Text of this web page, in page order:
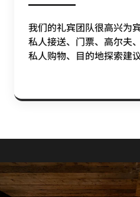
我们的礼宾团队很高兴为
私人接送、门票、高尔夫
私人购物、目的地探索建